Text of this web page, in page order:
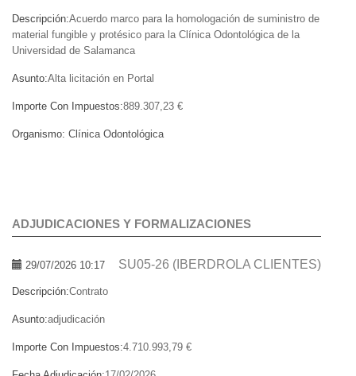
Descripción:Acuerdo marco para la homologación de suministro de
material fungible y protésico para la Clínica Odontológica de la
Universidad de Salamanca
Asunto:Alta licitación en Portal
Importe Con Impuestos:889.307,23 €
Organismo: Clínica Odontológica
ADJUDICACIONES Y FORMALIZACIONES
29/07/2026 10:17 SU05-26 (IBERDROLA CLIENTES)
Descripción:Contrato
Asunto:adjudicación
Importe Con Impuestos:4.710.993,79 €